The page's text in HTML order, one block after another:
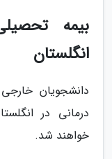
بیمه
انگلستان
دانشجویان
درمانی در
خواهند شد.